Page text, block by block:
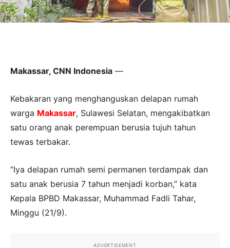
Makassar, CNN Indonesia —
Kebakaran yang menghanguskan delapan rumah
warga Makassar, Sulawesi Selatan, mengakibatkan
satu orang anak perempuan berusia tujuh tahun
tewas terbakar.
“Iya delapan rumah semi permanen terdampak dan
satu anak berusia 7 tahun menjadi korban,” kata
Kepala BPBD Makassar, Muhammad Fadli Tahar,
Minggu (21/9).
ADVERTISEMENT